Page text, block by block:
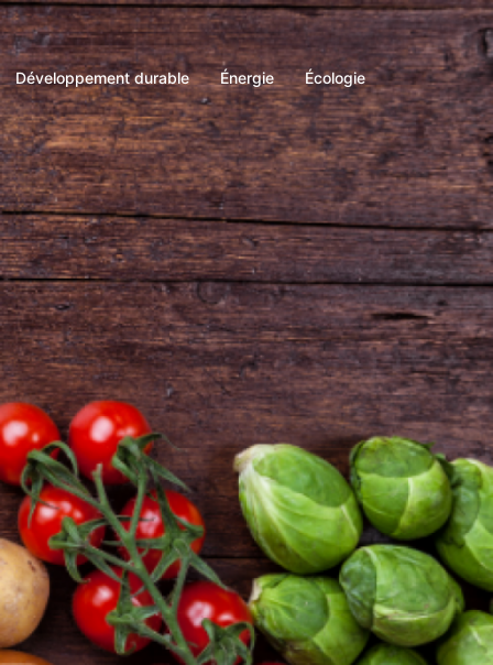
Développement durable Énergie Écologie